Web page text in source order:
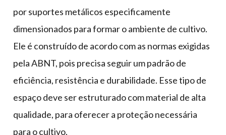
por suportes metálicos especificamente
dimensionados para formar o ambiente de cultivo.
Ele é construído de acordo com as normas exigidas
pela ABNT, pois precisa seguir um padrão de
eficiência, resistência e durabilidade. Esse tipo de
espaço deve ser estruturado com material de alta
qualidade, para oferecer a proteção necessária
para o cultivo.